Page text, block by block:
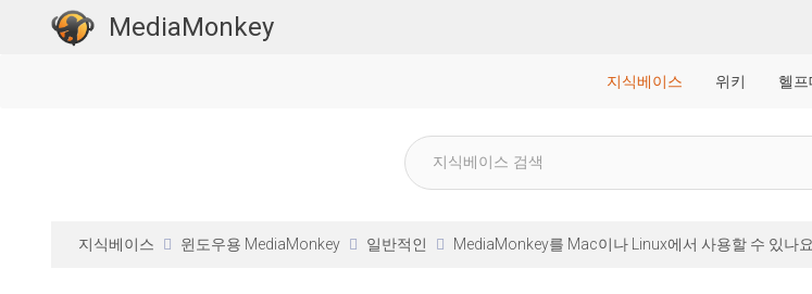
MediaMonkey
지식베이스 위키 헬프
지식베이스 윈도우용 MediaMonkey 일반적인 MediaMonkey를 Mac이나 Linux에서 사용할 수 있나